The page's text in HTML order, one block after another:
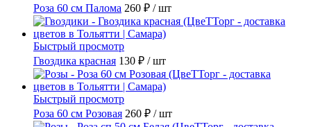
Роза 60 см Палома 260 ₽ / шт
Быстрый просмотр
Гвоздика красная 130 ₽ / шт
Быстрый просмотр
Роза 60 см Розовая 260 ₽ / шт